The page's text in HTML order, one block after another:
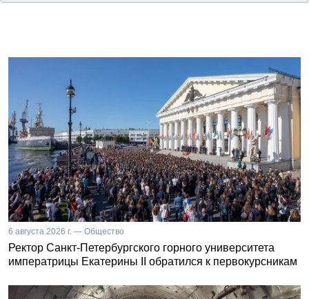
6 августа 2026 г. — Общество
Ректор Санкт-Петербургского горного университета
императрицы Екатерины II обратился к первокурсникам